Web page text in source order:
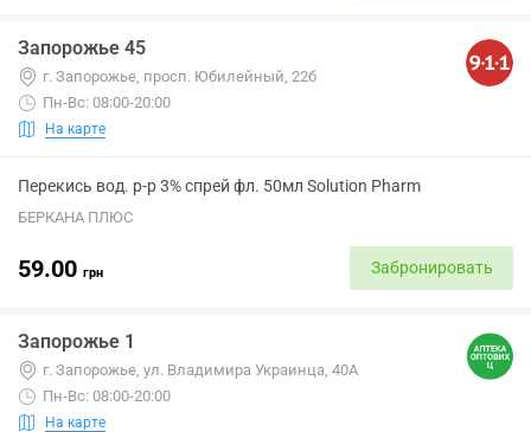
Запорожье 45
г. Запорожье, просп. Юбилейный, 22б
Пн-Вс: 08:00-20:00
На карте
Перекись вод. р-р 3% спрей фл. 50мл Solution Pharm
БЕРКАНА ПЛЮС
59.00 грн Забронировать
Запорожье 1
г. Запорожье, ул. Владимира Украинца, 40А
Пн-Вс: 08:00-20:00
На карте